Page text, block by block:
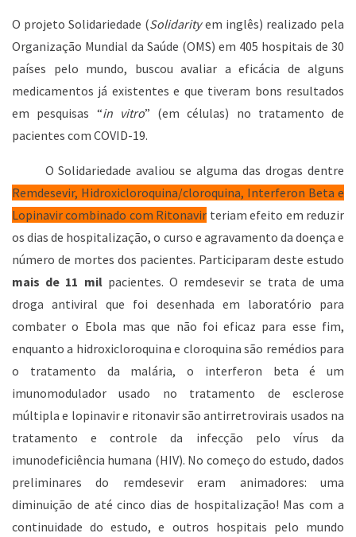
O projeto Solidariedade (Solidarityem inglês) realizado pela
Organização Mundial da Saúde (OMS) em 405 hospitais de 30
países pelo mundo, buscou avaliar a eficácia de alguns
medicamentos já existentes e que tiveram bons resultados
em pesquisas “in vitro” (em células) no tratamento de
pacientes com COVID-19.
O Solidariedade avaliou se alguma das drogas dentre
Remdesevir, Hidroxicloroquina/cloroquina, Interferon Beta e
Lopinavir combinado com Ritonavir teriam efeito em reduzir
os dias de hospitalização, o curso e agravamento da doença e
número de mortes dos pacientes. Participaram deste estudo
mais de 11 milpacientes. O remdesevir se trata de uma
droga antiviral que foi desenhada em laboratório para
combater o Ebola mas que não foi eficaz para esse fim,
enquanto a hidroxicloroquina e cloroquina são remédios para
o tratamento da malária, o interferon beta é um
imunomodulador usado no tratamento de esclerose
múltipla e lopinavir e ritonavir são antirretrovirais usados na
tratamento e controle da infecção pelo vírus da
imunodeficiência humana (HIV). No começo do estudo, dados
preliminares do remdesevir eram animadores: uma
diminuição de até cinco dias de hospitalização! Mas com a
continuidade do estudo, e outros hospitais pelo mundo